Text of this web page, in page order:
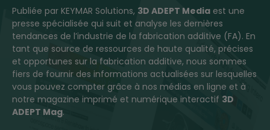
Publiée par KEYMAR Solutions, 3D ADEPT Media est une
presse spécialisée qui suit et analyse les dernières
tendances de l’industrie de la fabrication additive (FA). En
tant que source de ressources de haute qualité, précises
et opportunes sur la fabrication additive, nous sommes
fiers de fournir des informations actualisées sur lesquelles
vous pouvez compter grâce à nos médias en ligne et à
notre magazine imprimé et numérique interactif 3D
ADEPT Mag.